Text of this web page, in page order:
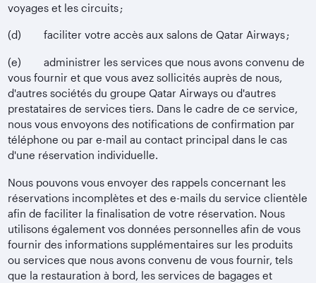
voyages et les circuits ;
(d) faciliter votre accès aux salons de Qatar Airways ;
(e) administrer les services que nous avons convenu de
vous fournir et que vous avez sollicités auprès de nous,
d'autres sociétés du groupe Qatar Airways ou d'autres
prestataires de services tiers. Dans le cadre de ce service,
nous vous envoyons des notifications de confirmation par
téléphone ou par e-mail au contact principal dans le cas
d'une réservation individuelle.
Nous pouvons vous envoyer des rappels concernant les
réservations incomplètes et des e-mails du service clientèle
afin de faciliter la finalisation de votre réservation. Nous
utilisons également vos données personnelles afin de vous
fournir des informations supplémentaires sur les produits
ou services que nous avons convenu de vous fournir, tels
que la restauration à bord, les services de bagages et